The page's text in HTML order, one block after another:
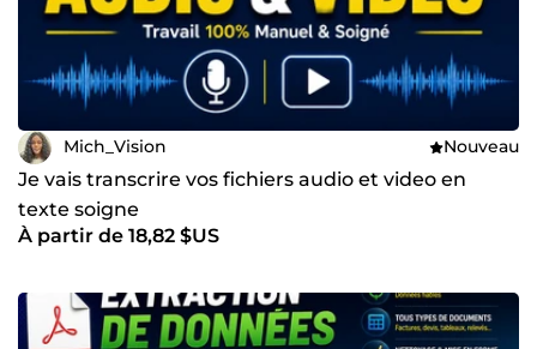
Mich_Vision Nouveau
Je vais transcrire vos fichiers audio et video en
texte soigne
À partir de 18,82 $US